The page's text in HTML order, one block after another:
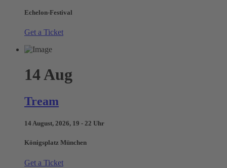
Echelon-Festival
Get a Ticket
14Aug
Tream
14 August, 2026, 19 - 22 Uhr
Königsplatz München
Get a Ticket